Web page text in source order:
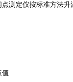
测定仪按标准方法升
值